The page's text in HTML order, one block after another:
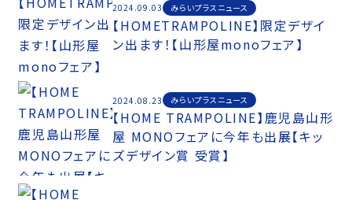
2024.09.03 みらいプラスニュース
【HOMETRAMPOLINE】限定デザイ
ン出ます！【山形屋monoフェア】
2024.08.23 みらいプラスニュース
【HOME TRAMPOLINE】鹿児島山形
屋 MONOフェアに今年も出展【キッ
ズデザイン賞 受賞】